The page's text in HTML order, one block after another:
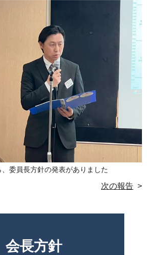
委員長方針の発表がありました
次の報告 >
会長方針